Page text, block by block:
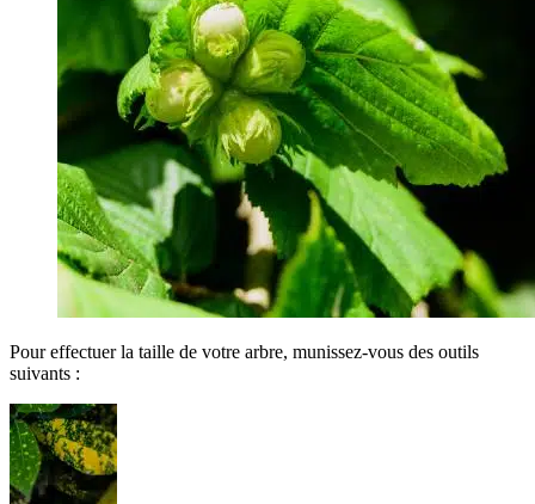
Pour effectuer la taille de votre arbre, munissez-vous des outils
suivants :